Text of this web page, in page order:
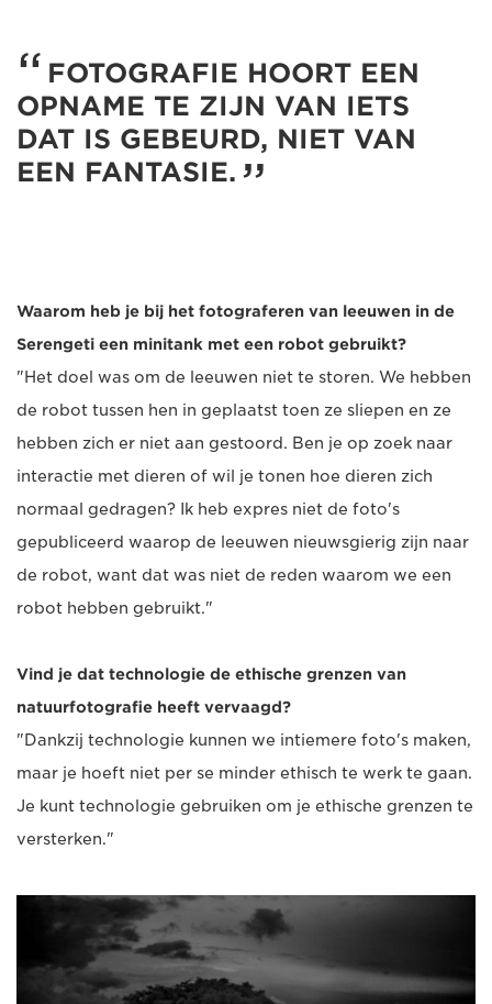
FOTOGRAFIE HOORT EEN
OPNAME TE ZIJN VAN IETS
DAT IS GEBEURD, NIET VAN
EEN FANTASIE.
Waarom heb je bij het fotograferen van leeuwen in de
Serengeti een minitank met een robot gebruikt?
"Het doel was om de leeuwen niet te storen. We hebben
de robot tussen hen in geplaatst toen ze sliepen en ze
hebben zich er niet aan gestoord. Ben je op zoek naar
interactie met dieren of wil je tonen hoe dieren zich
normaal gedragen? Ik heb expres niet de foto's
gepubliceerd waarop de leeuwen nieuwsgierig zijn naar
de robot, want dat was niet de reden waarom we een
robot hebben gebruikt."
Vind je dat technologie de ethische grenzen van
natuurfotografie heeft vervaagd?
"Dankzij technologie kunnen we intiemere foto's maken,
maar je hoeft niet per se minder ethisch te werk te gaan.
Je kunt technologie gebruiken om je ethische grenzen te
versterken."